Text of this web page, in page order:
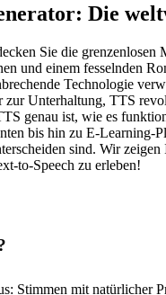
Die
Sie die
und einem fesselnden
Technologie
Unterhaltung, TTS
genau ist, wie es
bis hin zu E-
sind. Wir
to-Speech zu erleben!
Stimmen mit natürlicher